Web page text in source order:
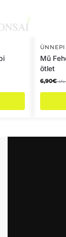
Mű
ötlet
6,90€